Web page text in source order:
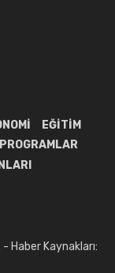
EĞITIM
PROGRAMLAR
Haber Kaynakları: